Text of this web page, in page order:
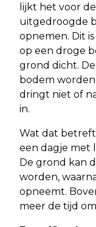
lijkt het voor
uitgedroogde
opnemen. Dit
op een droge
grond dicht.
bodem
dringt niet of
in.
Wat dat betreft
een dagje met
De grond kan
worden,
opneemt.
meer de tijd